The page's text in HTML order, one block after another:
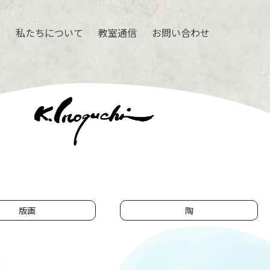
私たちについて 教室通信 お問い合わせ
版画 陶